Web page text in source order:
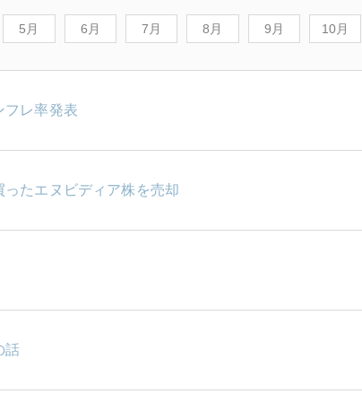
5月 6月 7月 8月 9月 10月
フレ率発表
たエヌビディア株を売却
話